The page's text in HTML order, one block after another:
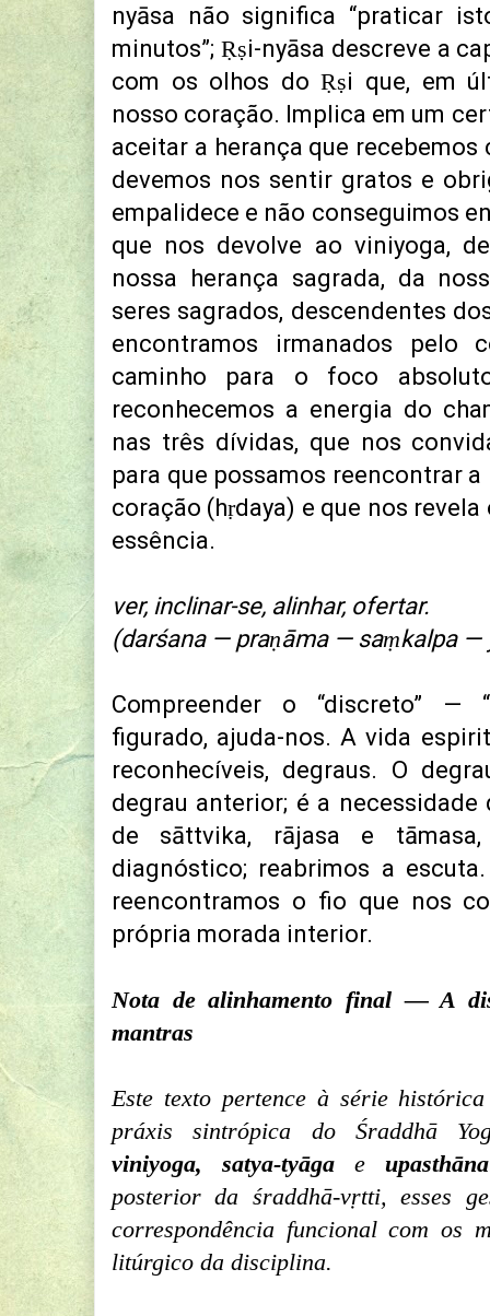
nyāsa não significa “praticar
minutos”; Ṛṣi-nyāsa descreve a
com os olhos do Ṛṣi que, em
nosso coração. Implica em um
aceitar a herança que
devemos nos sentir gratos e
empalidece e não conseguimos
que nos devolve ao viniyoga,
nossa herança sagrada, da
seres sagrados, descendentes
encontramos irmanados pelo
caminho para o foco
reconhecemos a energia do
nas três dívidas, que nos
para que possamos reencontrar
coração (hṛdaya) e que nos
essência.
ver, inclinar-se, alinhar, ofertar.
(darśana — praṇāma — saṃkalpa —
Compreender o “discreto” —
figurado, ajuda-nos. A vida
reconhecíveis, degraus. O
degrau anterior; é a necessidade
de sāttvika, rājasa e
diagnóstico; reabrimos a
reencontramos o fio que nos
própria morada interior.
Nota de alinhamento final — A
mantras
Este texto pertence à série
práxis sintrópica do Śraddhā
viniyoga, satya-tyāga e upasthāna
posterior da śraddhā-vṛtti, esses
correspondência funcional com os
litúrgico da disciplina.